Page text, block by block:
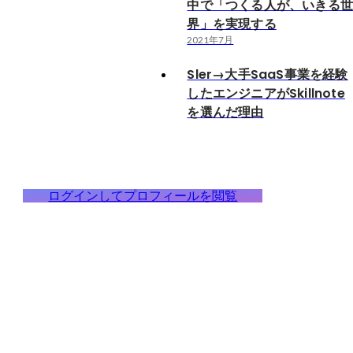
中で「つくる人が、いきる世
界」を実現する
2021年7月
Sler→大手SaaS事業を経験
したエンジニアがSkillnote
を選んだ理由
ログインしてプロフィールを閲覧